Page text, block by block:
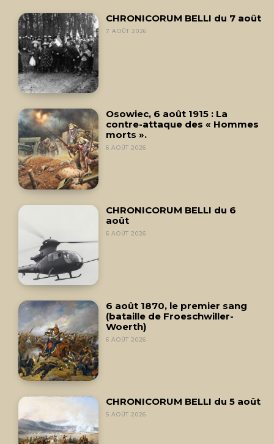
CHRONICORUM BELLI du 7 août
7 AOÛT 2026
Osowiec, 6 août 1915 : La
contre-attaque des « Hommes
morts ».
6 AOÛT 2026
CHRONICORUM BELLI du 6
août
6 AOÛT 2026
6 août 1870, le premier sang
(bataille de Froeschwiller-
Woerth)
6 AOÛT 2026
CHRONICORUM BELLI du 5 août
5 AOÛT 2026